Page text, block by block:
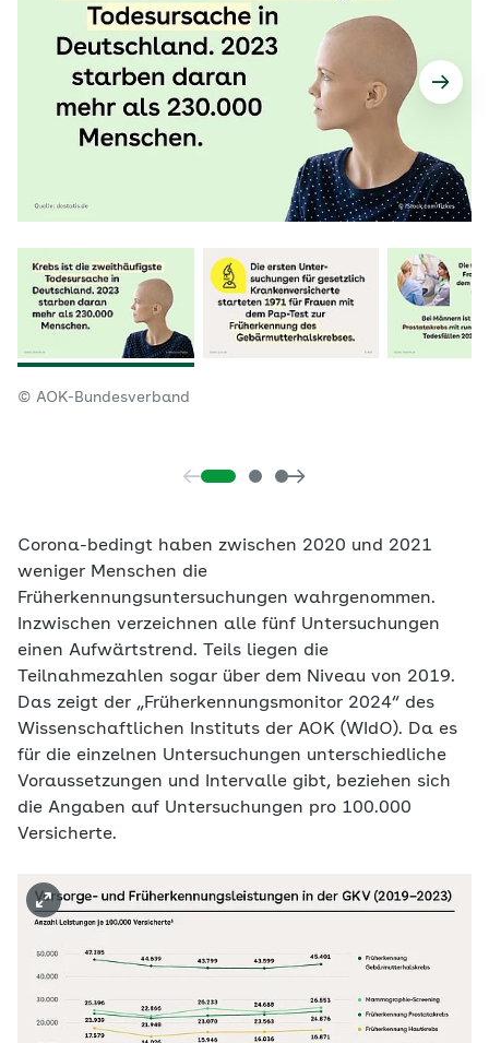
© AOK-Bundesverband
Corona-bedingt haben zwischen 2020 und 2021
weniger Menschen die
Früherkennungsuntersuchungen wahrgenommen.
Inzwischen verzeichnen alle fünf Untersuchungen
einen Aufwärtstrend. Teils liegen die
Teilnahmezahlen sogar über dem Niveau von 2019.
Das zeigt der „Früherkennungsmonitor 2024“ des
Wissenschaftlichen Instituts der AOK (WIdO). Da es
für die einzelnen Untersuchungen unterschiedliche
Voraussetzungen und Intervalle gibt, beziehen sich
die Angaben auf Untersuchungen pro 100.000
Versicherte.